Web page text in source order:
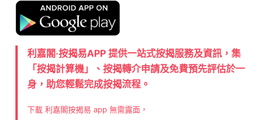
利嘉閣‧按揭易APP 提供一站式按揭服務及資訊，集
「按揭計算機」、按揭轉介申請及免費預先評估於一
身，助您輕鬆完成按揭流程。
下載 利嘉閣按揭易 app 無需露面，